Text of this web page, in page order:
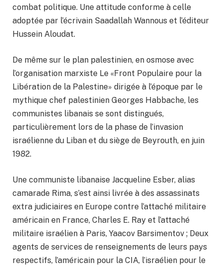
combat politique. Une attitude conforme à celle
adoptée par l’écrivain Saadallah Wannous et l’éditeur
Hussein Aloudat.
De même sur le plan palestinien, en osmose avec
l’organisation marxiste Le «Front Populaire pour la
Libération de la Palestine» dirigée à l’époque par le
mythique chef palestinien Georges Habbache, les
communistes libanais se sont distingués,
particulièrement lors de la phase de l’invasion
israélienne du Liban et du siège de Beyrouth, en juin
1982.
Une communiste libanaise Jacqueline Esber, alias
camarade Rima, s’est ainsi livrée à des assassinats
extra judiciaires en Europe contre l’attaché militaire
américain en France, Charles E. Ray et l’attaché
militaire israélien à Paris, Yaacov Barsimentov ; Deux
agents de services de renseignements de leurs pays
respectifs, l’américain pour la CIA, l’israélien pour le